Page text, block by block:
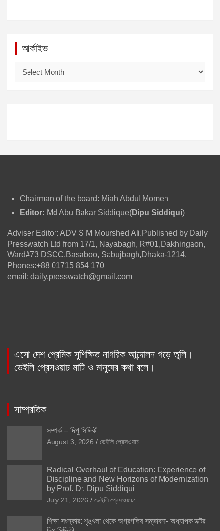
আর্কাইভ
ই
Chairman of the board: Miah Abdul Momen
Editor: Md Abu Bakar Siddique(Dipu Siddiqui)
Adviser Editor: ADV S M Mourshed Ali.Published by Daily
Presswatch Ltd from 17/1, Nayabagh, R#01,Dakhingaon,
Ward#73 DSCC,Basaboo, Sabujbagh,Dhaka-1214.
Phones:+88 01715 854 170
email: daily.presswatch@gmail.com
এসো দেশ প্রেমিক সুশিক্ষিত নাগরিক আন্দোলন গড়ে তুলি।
ডেইলি প্রেসওয়াচ মাটি ও মানুষের কথা বলে।
সাম্প্রতিক
সম্পর্ক – দিপু সিদ্দিকী
August 3, 2026 ডেইলি প্রেসওয়াচ:
Radical Overhaul of Education: Experience of
Discipline and New Horizons of Modernization
by Prof. Dr. Dipu Siddiqui
July 21, 2026 ডেইলি প্রেসওয়াচ:
শিক্ষা সংস্কার: শৃঙ্খলা থেকে অগ্রগতির সম্ভাবনা- অধ্যাপক ডক্টর